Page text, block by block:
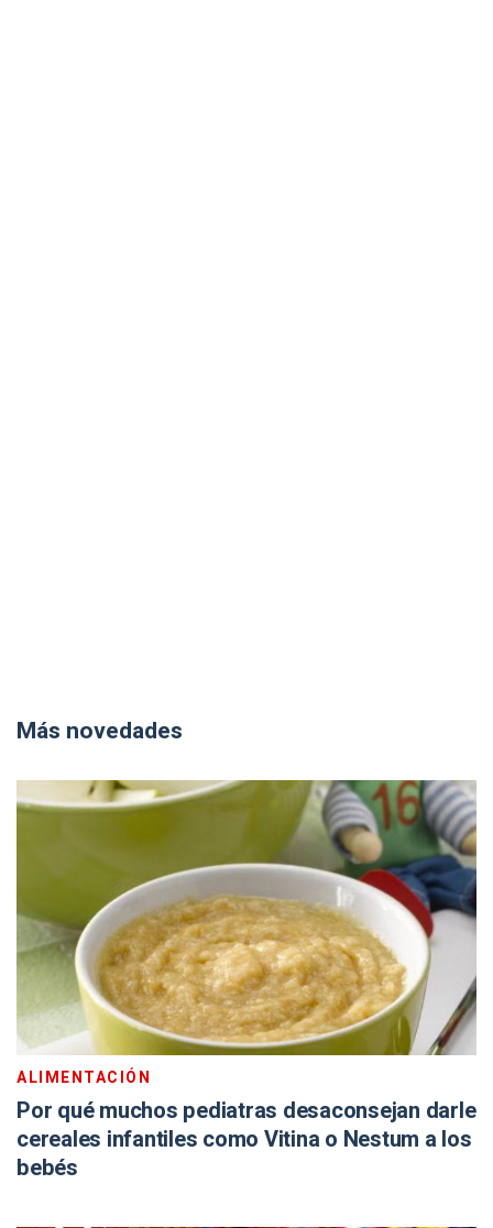
Más novedades
ALIMENTACIÓN
Por qué muchos pediatras desaconsejan darle
cereales infantiles como Vitina o Nestum a los
bebés